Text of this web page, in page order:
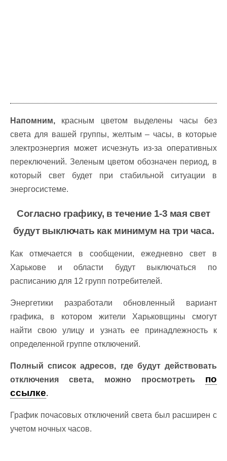
Напомним, красным цветом выделены часы без
света для вашей группы, желтым – часы, в которые
электроэнергия может исчезнуть из-за оперативных
переключений. Зеленым цветом обозначен период, в
который свет будет при стабильной ситуации в
энергосистеме.
Согласно графику, в течение 1-3 мая свет
будут выключать как минимум на три часа.
Как отмечается в сообщении, ежедневно свет в
Харькове и области будут выключаться по
расписанию для 12 групп потребителей.
Энергетики разработали обновленный вариант
графика, в котором жители Харьковщины смогут
найти свою улицу и узнать ее принадлежность к
определенной группе отключений.
Полный список адресов, где будут действовать
отключения света, можно просмотреть по
ссылке.
График почасовых отключений света был расширен с
учетом ночных часов.